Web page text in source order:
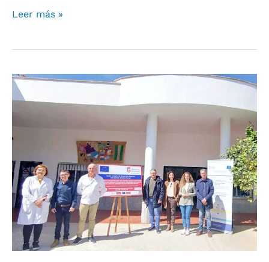
Leer más »
Diputación
prioriza
de
la
calidad
del
aire
instalando
calderas
menos